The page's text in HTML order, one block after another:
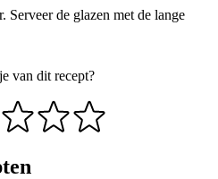
Serveer de glazen met de lange
van dit recept?